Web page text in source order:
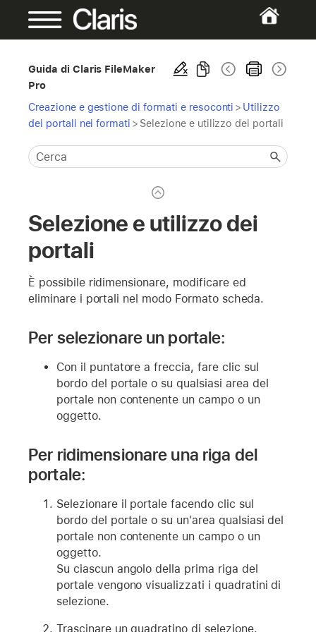
Guida di Claris FileMaker
Pro
Creazione e gestione di formati e resoconti > Utilizzo
dei portali nei formati > Selezione e utilizzo dei portali
Selezione e utilizzo dei
portali
È possibile ridimensionare, modificare ed
eliminare i portali nel modo Formato scheda.
Per selezionare un portale:
Con il puntatore a freccia, fare clic sul
bordo del portale o su qualsiasi area del
portale non contenente un campo o un
oggetto.
Per ridimensionare una riga del
portale:
Selezionare il portale facendo clic sul
bordo del portale o su un'area qualsiasi del
portale non contenente un campo o un
oggetto.
Su ciascun angolo della prima riga del
portale vengono visualizzati i quadratini di
selezione.
Trascinare un quadratino di selezione.